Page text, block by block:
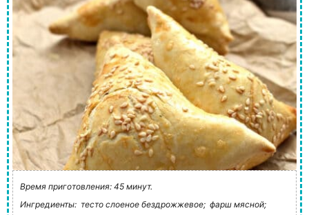
Время приготовления: 45 минут.
Ингредиенты: тесто слоеное бездрожжевое; фарш мясной;